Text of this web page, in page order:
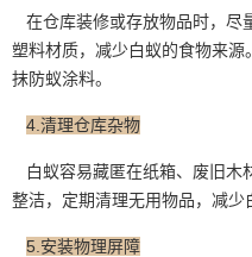
在仓库装修或存放物品时，尽
塑料材质，减少白蚁的食物来
抹防蚁涂料。
4.清理仓库杂物
白蚁容易藏匿在纸箱、废旧木
整洁，定期清理无用物品，减少
5.安装物理屏障